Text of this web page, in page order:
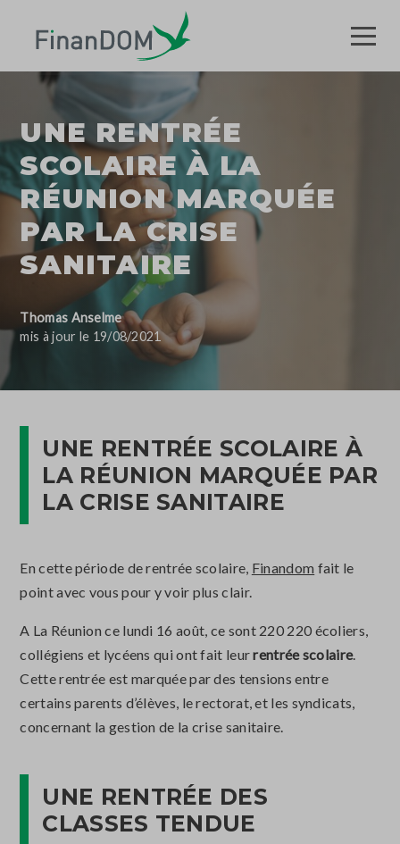
UNE RENTRÉE
SCOLAIRE À LA
RÉUNION MARQUÉE
PAR LA CRISE
SANITAIRE
Thomas Anselme
mis à jour le 19/08/2021
UNE RENTRÉE SCOLAIRE À
LA RÉUNION MARQUÉE PAR
LA CRISE SANITAIRE
En cette période de rentrée scolaire, Finandom fait le
point avec vous pour y voir plus clair.
A La Réunion ce lundi 16 août, ce sont 220 220 écoliers,
collégiens et lycéens qui ont fait leurrentrée scolaire.
Cette rentrée est marquée par des tensions entre
certains parents d’élèves, le rectorat, et les syndicats,
concernant la gestion de la crise sanitaire.
UNE RENTRÉE DES
CLASSES TENDUE